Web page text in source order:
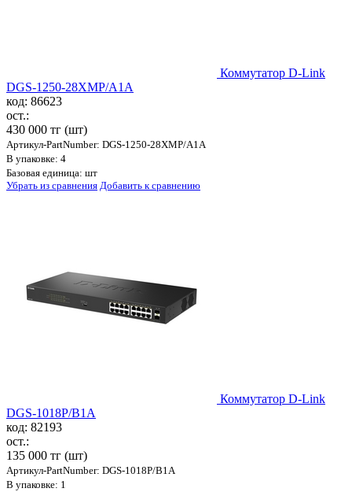
Коммутатор D-Link
DGS-1250-28XMP/A1A
код: 86623
ост.:
430 000 тг (шт)
Артикул-PartNumber: DGS-1250-28XMP/A1A
В упаковке: 4
Базовая единица: шт
Убрать из сравнения Добавить к сравнению
Коммутатор D-Link
DGS-1018P/B1A
код: 82193
ост.:
135 000 тг (шт)
Артикул-PartNumber: DGS-1018P/B1A
В упаковке: 1